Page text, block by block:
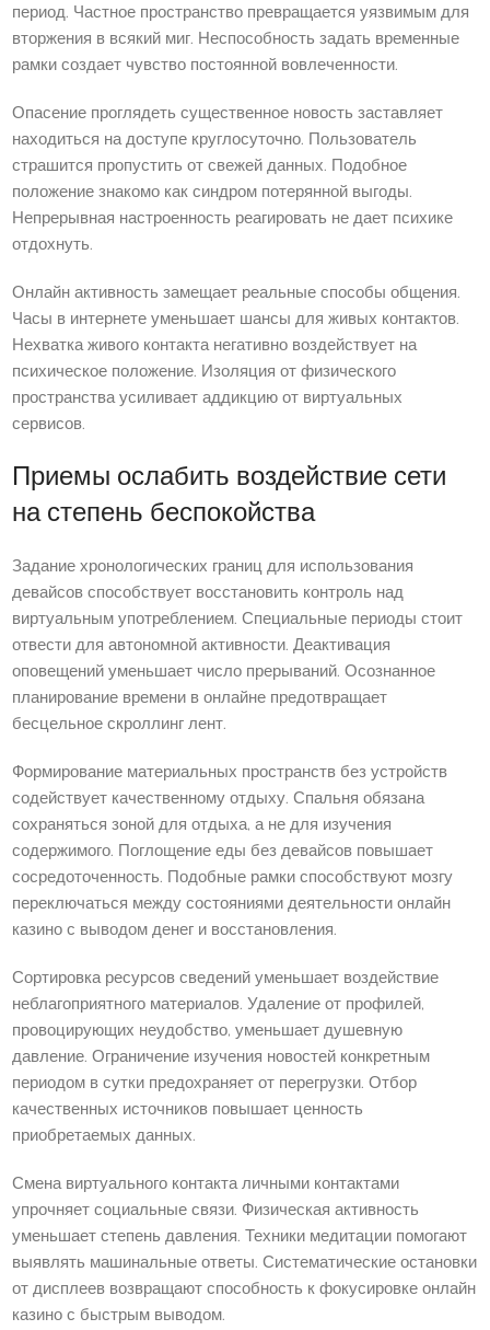
период. Частное пространство превращается уязвимым для
вторжения в всякий миг. Неспособность задать временные
рамки создает чувство постоянной вовлеченности.
Опасение проглядеть существенное новость заставляет
находиться на доступе круглосуточно. Пользователь
страшится пропустить от свежей данных. Подобное
положение знакомо как синдром потерянной выгоды.
Непрерывная настроенность реагировать не дает психике
отдохнуть.
Онлайн активность замещает реальные способы общения.
Часы в интернете уменьшает шансы для живых контактов.
Нехватка живого контакта негативно воздействует на
психическое положение. Изоляция от физического
пространства усиливает аддикцию от виртуальных
сервисов.
Приемы ослабить воздействие сети
на степень беспокойства
Задание хронологических границ для использования
девайсов способствует восстановить контроль над
виртуальным употреблением. Специальные периоды стоит
отвести для автономной активности. Деактивация
оповещений уменьшает число прерываний. Осознанное
планирование времени в онлайне предотвращает
бесцельное скроллинг лент.
Формирование материальных пространств без устройств
содействует качественному отдыху. Спальня обязана
сохраняться зоной для отдыха, а не для изучения
содержимого. Поглощение еды без девайсов повышает
сосредоточенность. Подобные рамки способствуют мозгу
переключаться между состояниями деятельности онлайн
казино с выводом денег и восстановления.
Сортировка ресурсов сведений уменьшает воздействие
неблагоприятного материалов. Удаление от профилей,
провоцирующих неудобство, уменьшает душевную
давление. Ограничение изучения новостей конкретным
периодом в сутки предохраняет от перегрузки. Отбор
качественных источников повышает ценность
приобретаемых данных.
Смена виртуального контакта личными контактами
упрочняет социальные связи. Физическая активность
уменьшает степень давления. Техники медитации помогают
выявлять машинальные ответы. Систематические остановки
от дисплеев возвращают способность к фокусировке онлайн
казино с быстрым выводом.